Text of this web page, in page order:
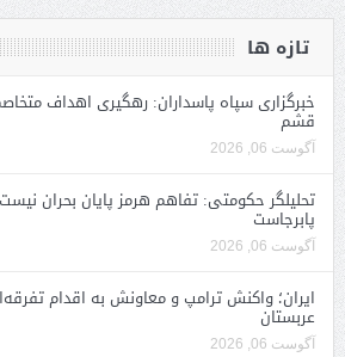
تازه ها
خبرگزاری سپاه پاسداران: رهگیری اهداف
قشم
آگوست 06, 2026
تحلیلگر حکومتی: تفاهم هرمز پایان بحران
پابرجاست
آگوست 06, 2026
ایران؛ واکنش ترامپ و معاونش به اقدام
عربستان
آگوست 06, 2026